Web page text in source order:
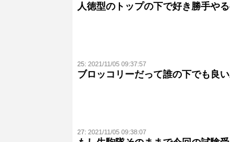
人徳型のトップの下で好き勝手や
25: 2021/11/05 09:37:57
ブロッコリーだって誰の下でも良
27: 2021/11/05 09:38:07